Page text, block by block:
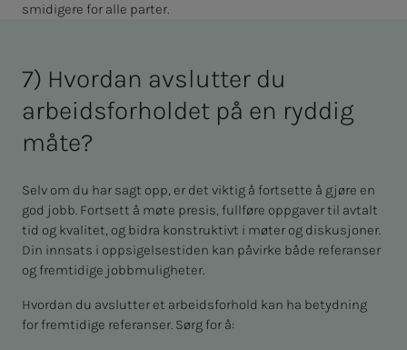
smidigere for alle parter.
7) Hvordan avslutter du
arbeidsforholdet på en ryddig
måte?
Selv om du har sagt opp, er det viktig å fortsette å gjøre en
god jobb. Fortsett å møte presis, fullføre oppgaver til avtalt
tid og kvalitet, og bidra konstruktivt i møter og diskusjoner.
Din innsats i oppsigelsestiden kan påvirke både referanser
og fremtidige jobbmuligheter.
Hvordan du avslutter et arbeidsforhold kan ha betydning
for fremtidige referanser. Sørg for å: